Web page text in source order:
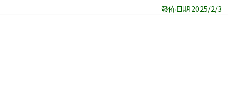
發佈日期 2025/2/3